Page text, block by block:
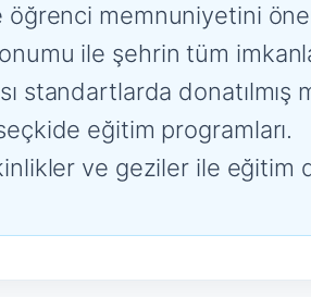
öğrenci memnuniyetini
ile şehrin tüm
standartlarda donatılmış
eğitim programları.
ve geziler ile eğitim